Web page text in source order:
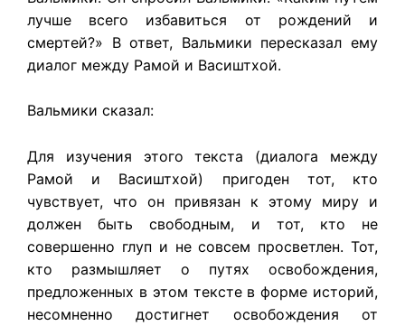
лучше всего избавиться от рождений и
смертей?» В ответ, Вальмики пересказал ему
диалог между Рамой и Васиштхой.
Вальмики сказал:
Для изучения этого текста (диалога между
Рамой и Васиштхой) пригоден тот, кто
чувствует, что он привязан к этому миру и
должен быть свободным, и тот, кто не
совершенно глуп и не совсем просветлен. Тот,
кто размышляет о путях освобождения,
предложенных в этом тексте в форме историй,
несомненно достигнет освобождения от